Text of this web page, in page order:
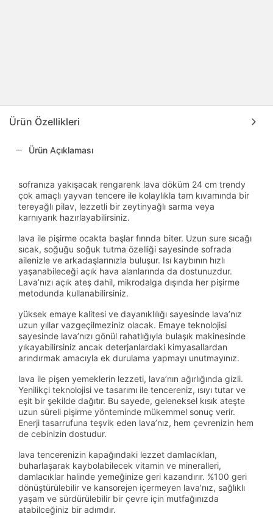
Ürün Özellikleri
Ürün Açıklaması
sofranıza yakışacak rengarenk lava döküm 24 cm trendy
çok amaçlı yayvan tencere ile kolaylıkla tam kıvamında bir
tereyağlı pilav, lezzetli bir zeytinyağlı sarma veya
karnıyarık hazırlayabilirsiniz.
lava ile pişirme ocakta başlar fırında biter. Uzun sure sıcağı
sıcak, soğuğu soğuk tutma özelliği sayesinde sofrada
ailenizle ve arkadaşlarınızla buluşur. Isı kaybının hızlı
yaşanabileceği açık hava alanlarında da dostunuzdur.
Lava’nızı açık ateş dahil, mikrodalga dışında her pişirme
metodunda kullanabilirsiniz.
yüksek emaye kalitesi ve dayanıklılığı sayesinde lava’nız
uzun yıllar vazgeçilmeziniz olacak. Emaye teknolojisi
sayesinde lava’nızı gönül rahatlığıyla bulaşık makinesinde
yıkayabilirsiniz ancak deterjanlardaki kimyasallardan
arındırmak amacıyla ek durulama yapmayı unutmayınız.
lava ile pişen yemeklerin lezzeti, lava’nın ağırlığında gizli.
Yenilikçi teknolojisi ve tasarımı ile tencereniz, ısıyı tutar ve
eşit bir şekilde dağıtır. Bu sayede, geleneksel kısık ateşte
uzun süreli pişirme yönteminde mükemmel sonuç verir.
Enerji tasarrufuna teşvik eden lava’nız, hem çevrenizin hem
de cebinizin dostudur.
lava tencerenizin kapağındaki lezzet damlacıkları,
buharlaşarak kaybolabilecek vitamin ve mineralleri,
damlacıklar halinde yemeğinize geri kazandırır. %100 geri
dönüştürülebilir ve kansorejen içermeyen lava’nız, sağlıklı
yaşam ve sürdürülebilir bir çevre için mutfağınızda
atabilceğiniz bir adımdır.